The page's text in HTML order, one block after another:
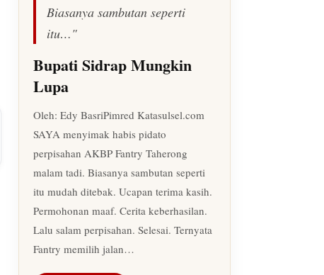
Biasanya sambutan seperti
itu…"
Bupati Sidrap Mungkin
Lupa
Oleh: Edy BasriPimred Katasulsel.com
SAYA menyimak habis pidato
perpisahan AKBP Fantry Taherong
malam tadi. Biasanya sambutan seperti
itu mudah ditebak. Ucapan terima kasih.
Permohonan maaf. Cerita keberhasilan.
Lalu salam perpisahan. Selesai. Ternyata
Fantry memilih jalan…